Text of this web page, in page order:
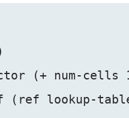
(+ num-cells
(ref lookup-